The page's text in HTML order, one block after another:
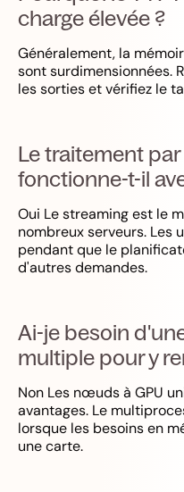
charge élevée ?
Généralement, la
sont surdimensionnées.
les sorties et vérifiez le
Le traitement
fonctionne-t-il
Oui Le streaming est le
nombreux serveurs. Les
pendant que le
d'autres demandes.
Ai-je besoin
multiple pour y
Non Les nœuds à GPU
avantages. Le
lorsque les besoins en
une carte.